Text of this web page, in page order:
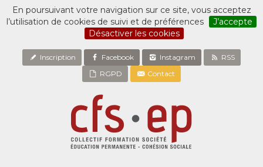
En poursuivant votre navigation sur ce site, vous acceptez
l’utilisation de cookies de suivi et de préférences
J’accepte
Désactiver les cookies
Inscription Facebook Instagram
RSS
RGPD
Contact